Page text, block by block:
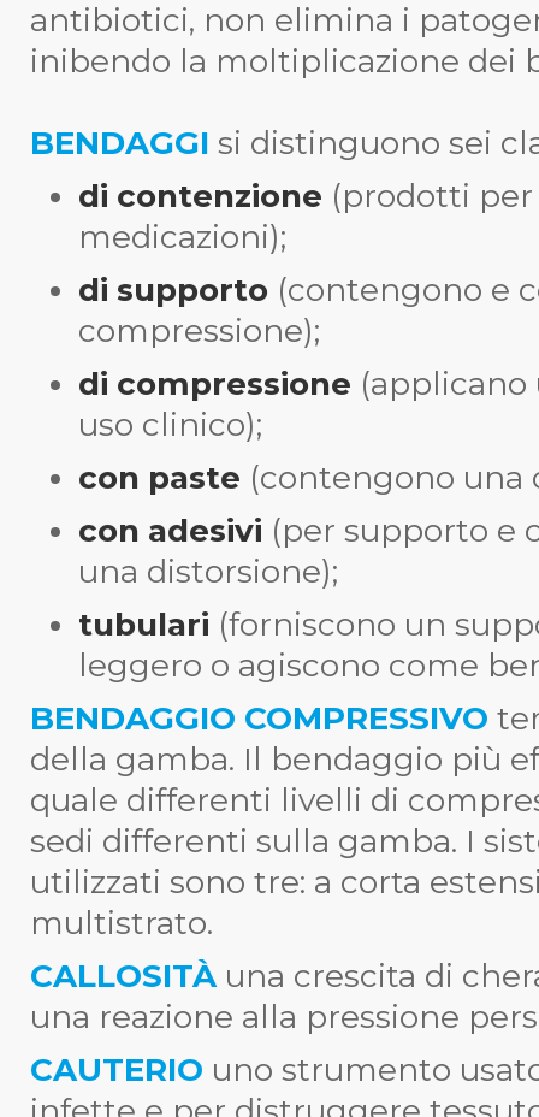
antibiotici, non elimina i
inibendo la moltiplicazione dei
BENDAGGI si distinguono sei
di contenzione (prodotti
medicazioni);
di supporto (contengono e
compressione);
di compressione (applicano
uso clinico);
con paste (contengono una
con adesivi (per supporto e
una distorsione);
tubulari (forniscono un
leggero o agiscono come
BENDAGGIO COMPRESSIVO
della gamba. Il bendaggio più
quale differenti livelli di
sedi differenti sulla gamba. I
utilizzati sono tre: a corta
multistrato.
CALLOSITÀ una crescita di
una reazione alla pressione
CAUTERIO uno strumento